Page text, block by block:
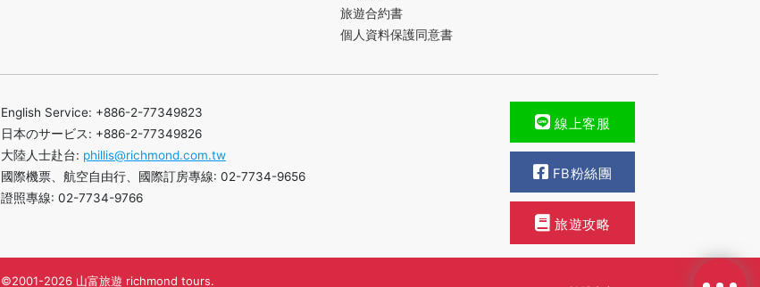
旅遊合約書
個人資料保護同意書
English Service: +886-2-77349823
日本のサービス: +886-2-77349826
大陸人士赴台: phillis@richmond.com.tw
國際機票、航空自由行、國際訂房專線: 02-7734-9656
證照專線: 02-7734-9766
線上客服
FB粉絲團
旅遊攻略
©2001-2026 山富旅遊 richmond tours.